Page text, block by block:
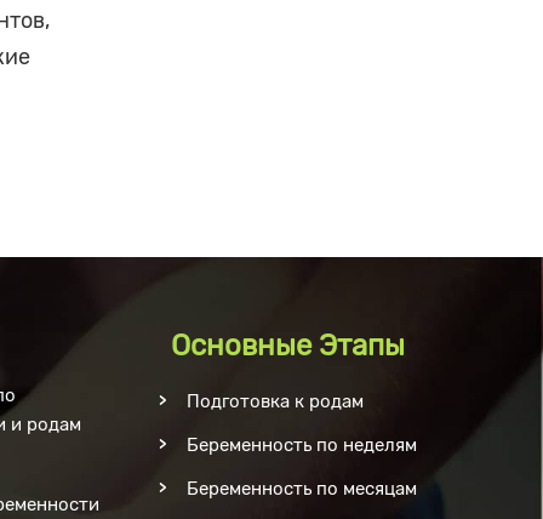
и родам
Основные Этапы
Подготовка к родам
Беременность по неделям
Беременность по месяцам